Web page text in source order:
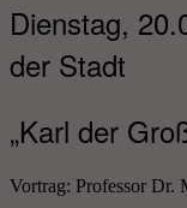
Dienstag,
der Stadt
„Karl der
Vortrag: Professor Dr.